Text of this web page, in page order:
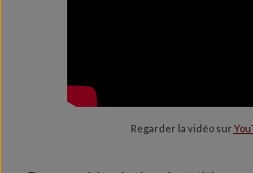
Regarder la vidéo sur